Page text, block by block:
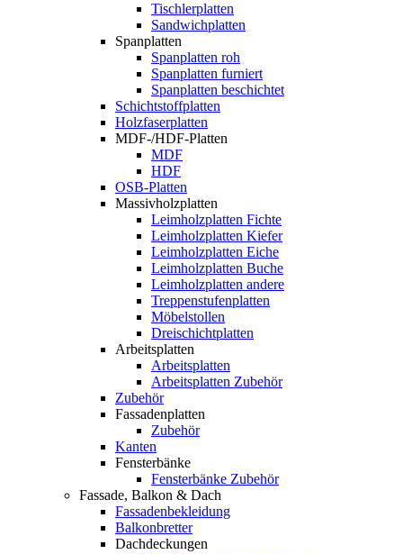
Tischlerplatten
Sandwichplatten
Spanplatten
Spanplatten roh
Spanplatten furniert
Spanplatten beschichtet
Schichtstoffplatten
Holzfaserplatten
MDF-/HDF-Platten
MDF
HDF
OSB-Platten
Massivholzplatten
Leimholzplatten Fichte
Leimholzplatten Kiefer
Leimholzplatten Eiche
Leimholzplatten Buche
Leimholzplatten andere
Treppenstufenplatten
Möbelstollen
Dreischichtplatten
Arbeitsplatten
Arbeitsplatten
Arbeitsplatten Zubehör
Zubehör
Fassadenplatten
Zubehör
Kanten
Fensterbänke
Fensterbänke Zubehör
Fassade, Balkon & Dach
Fassadenbekleidung
Balkonbretter
Dachdeckungen